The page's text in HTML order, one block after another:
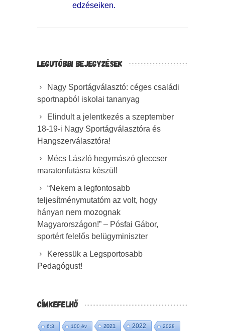
edzéseiken.
LEGUTÓBBI BEJEGYZÉSEK
Nagy Sportágválasztó: céges családi
sportnapból iskolai tananyag
Elindult a jelentkezés a szeptember
18-19-i Nagy Sportágválasztóra és
Hangszerválasztóra!
Mécs László hegymászó gleccser
maratonfutásra készül!
“Nekem a legfontosabb
teljesítménymutatóm az volt, hogy
hányan nem mozognak
Magyarországon!” – Pósfai Gábor,
sportért felelős belügyminiszter
Keressük a Legsportosabb
Pedagógust!
CÍMKEFELHŐ
6:3 100 év 2021 2022 2028